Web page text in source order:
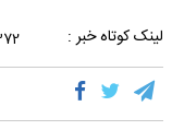
لینک کوتاه خبر :